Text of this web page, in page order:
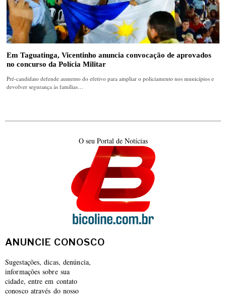
Em Taguatinga, Vicentinho anuncia convocação de aprovados
no concurso da Polícia Militar
Pré-candidato defende aumento do efetivo para ampliar o policiamento nos municípios e
devolver segurança às famílias…
O seu Portal de Notícias
ANUNCIE CONOSCO
Sugestações, dicas, denúncia,
informações sobre sua
cidade, entre em contato
conosco através do nosso